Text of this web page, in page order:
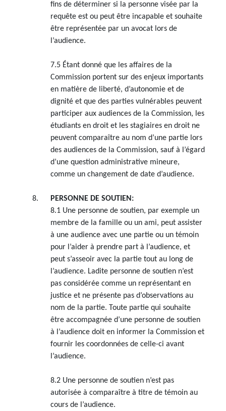
fins de déterminer si la personne visée par la
requête est ou peut être incapable et souhaite
être représentée par un avocat lors de
l’audience.
7.5 Étant donné que les affaires de la
Commission portent sur des enjeux importants
en matière de liberté, d’autonomie et de
dignité et que des parties vulnérables peuvent
participer aux audiences de la Commission, les
étudiants en droit et les stagiaires en droit ne
peuvent comparaître au nom d’une partie lors
des audiences de la Commission, sauf à l’égard
d’une question administrative mineure,
comme un changement de date d’audience.
PERSONNE DE SOUTIEN:
8.1 Une personne de soutien, par exemple un
membre de la famille ou un ami, peut assister
à une audience avec une partie ou un témoin
pour l’aider à prendre part à l’audience, et
peut s’asseoir avec la partie tout au long de
l’audience. Ladite personne de soutien n’est
pas considérée comme un représentant en
justice et ne présente pas d’observations au
nom de la partie. Toute partie qui souhaite
être accompagnée d’une personne de soutien
à l’audience doit en informer la Commission et
fournir les coordonnées de celle-ci avant
l’audience.
8.2 Une personne de soutien n’est pas
autorisée à comparaître à titre de témoin au
cours de l’audience.